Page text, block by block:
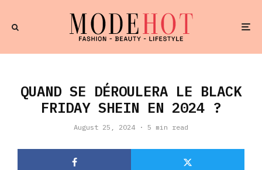
QUAND SE DÉROULERA LE BLACK
FRIDAY SHEIN EN 2024 ?
August 25, 2024 · 5 min read